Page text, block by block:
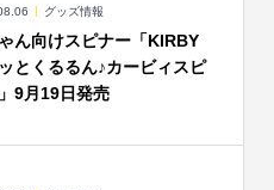
グッズ情報
ん向けスピナー「KIRBY
とくるるん♪カービィスピ
9月19日発売